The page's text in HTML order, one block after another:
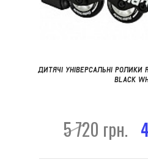
ДИТЯЧІ УНІВЕРСАЛЬНІ РОЛИКИ
BLACK
5 720 грн.